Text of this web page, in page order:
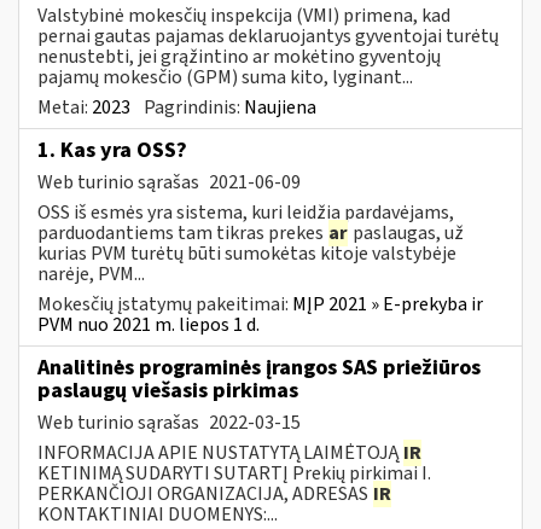
Valstybinė mokesčių inspekcija (VMI) primena, kad
pernai gautas pajamas deklaruojantys gyventojai turėtų
nenustebti, jei grąžintino ar mokėtino gyventojų
pajamų mokesčio (GPM) suma kito, lyginant...
Metai: 2023 Pagrindinis: Naujiena
1. Kas yra OSS?
Web turinio sąrašas 2021-06-09
OSS iš esmės yra sistema, kuri leidžia pardavėjams,
parduodantiems tam tikras prekes ar paslaugas, už
kurias PVM turėtų būti sumokėtas kitoje valstybėje
narėje, PVM...
Mokesčių įstatymų pakeitimai: MĮP 2021 » E-prekyba ir
PVM nuo 2021 m. liepos 1 d.
Analitinės programinės įrangos SAS priežiūros
paslaugų viešasis pirkimas
Web turinio sąrašas 2022-03-15
INFORMACIJA APIE NUSTATYTĄ LAIMĖTOJĄIR
KETINIMĄ SUDARYTI SUTARTĮ Prekių pirkimai I.
PERKANČIOJI ORGANIZACIJA, ADRESAS IR
KONTAKTINIAI DUOMENYS:...